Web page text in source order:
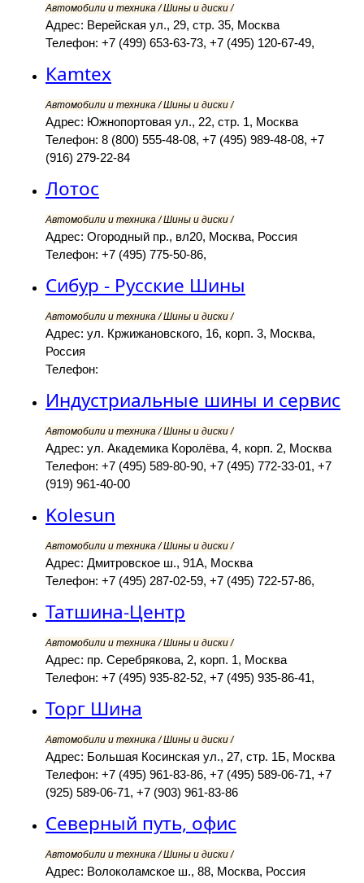
Автомобили и техника / Шины и диски /
Адрес: Верейская ул., 29, стр. 35, Москва
Телефон: +7 (499) 653-63-73, +7 (495) 120-67-49,
Кamtex
Автомобили и техника / Шины и диски /
Адрес: Южнопортовая ул., 22, стр. 1, Москва
Телефон: 8 (800) 555-48-08, +7 (495) 989-48-08, +7
(916) 279-22-84
Лотос
Автомобили и техника / Шины и диски /
Адрес: Огородный пр., вл20, Москва, Россия
Телефон: +7 (495) 775-50-86,
Сибур - Русские Шины
Автомобили и техника / Шины и диски /
Адрес: ул. Кржижановского, 16, корп. 3, Москва,
Россия
Телефон:
Индустриальные шины и сервис
Автомобили и техника / Шины и диски /
Адрес: ул. Академика Королёва, 4, корп. 2, Москва
Телефон: +7 (495) 589-80-90, +7 (495) 772-33-01, +7
(919) 961-40-00
Kolesun
Автомобили и техника / Шины и диски /
Адрес: Дмитровское ш., 91А, Москва
Телефон: +7 (495) 287-02-59, +7 (495) 722-57-86,
Татшина-Центр
Автомобили и техника / Шины и диски /
Адрес: пр. Серебрякова, 2, корп. 1, Москва
Телефон: +7 (495) 935-82-52, +7 (495) 935-86-41,
Торг Шина
Автомобили и техника / Шины и диски /
Адрес: Большая Косинская ул., 27, стр. 1Б, Москва
Телефон: +7 (495) 961-83-86, +7 (495) 589-06-71, +7
(925) 589-06-71, +7 (903) 961-83-86
Северный путь, офис
Автомобили и техника / Шины и диски /
Адрес: Волоколамское ш., 88, Москва, Россия